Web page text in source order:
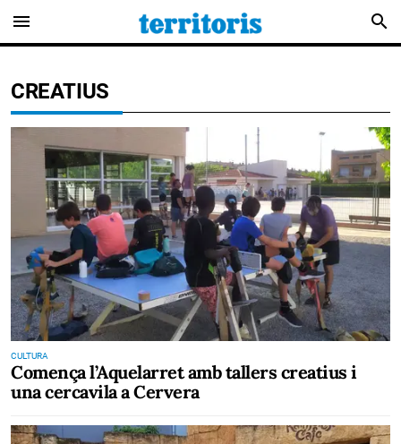
menu search
CREATIUS
CULTURA
Comença l’Aquelarret amb tallers creatius i
una cercavila a Cervera